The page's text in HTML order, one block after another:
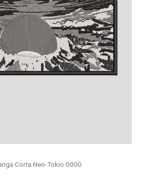
Corta Neo-Tokio 0000